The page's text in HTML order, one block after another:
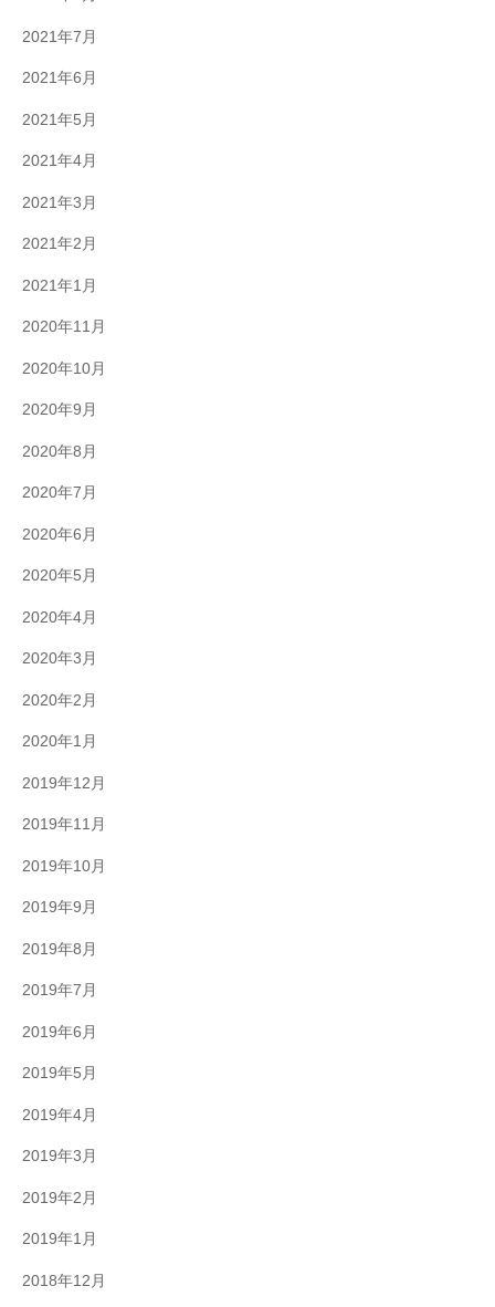
2021年7月
2021年6月
2021年5月
2021年4月
2021年3月
2021年2月
2021年1月
2020年11月
2020年10月
2020年9月
2020年8月
2020年7月
2020年6月
2020年5月
2020年4月
2020年3月
2020年2月
2020年1月
2019年12月
2019年11月
2019年10月
2019年9月
2019年8月
2019年7月
2019年6月
2019年5月
2019年4月
2019年3月
2019年2月
2019年1月
2018年12月